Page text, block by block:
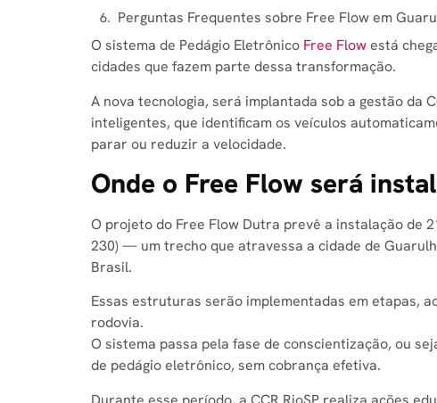
Perguntas Frequentes sobre Free Flow em
O sistema de Pedágio Eletrônico Free Flowestá
cidades que fazem parte dessa transformação.
A nova tecnologia, será implantada sob a gestão da
inteligentes, que identificam os veículos
parar ou reduzir a velocidade.
Onde o Free Flow será
O projeto do Free Flow Dutra prevê a instalação de
230) — um trecho que atravessa a cidade de
Brasil.
Essas estruturas serão implementadas em etapas,
rodovia.
O sistema passa pela fase de conscientização, ou
de pedágio eletrônico, sem cobrança efetiva.